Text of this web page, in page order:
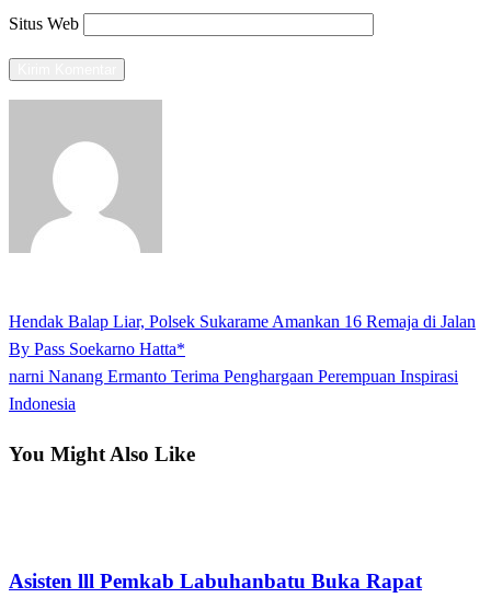
Situs Web
Navigasi
pos
Previous
Post
Hendak Balap Liar, Polsek Sukarame Amankan 16 Remaja di Jalan
By Pass Soekarno Hatta*
Next
Post
narni Nanang Ermanto Terima Penghargaan Perempuan Inspirasi
Indonesia
You Might Also Like
Asisten lll Pemkab Labuhanbatu Buka Rapat